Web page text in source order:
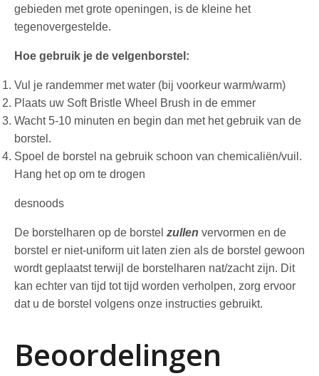
gebieden met grote openingen, is de kleine het
tegenovergestelde.
Hoe gebruik je de velgenborstel:
Vul je randemmer met water (bij voorkeur warm/warm)
Plaats uw Soft Bristle Wheel Brush in de emmer
Wacht 5-10 minuten en begin dan met het gebruik van de
borstel.
Spoel de borstel na gebruik schoon van chemicaliën/vuil.
Hang het op om te drogen
desnoods
De borstelharen op de borstel zullen vervormen en de
borstel er niet-uniform uit laten zien als de borstel gewoon
wordt geplaatst terwijl de borstelharen nat/zacht zijn. Dit
kan echter van tijd tot tijd worden verholpen, zorg ervoor
dat u de borstel volgens onze instructies gebruikt.
Beoordelingen